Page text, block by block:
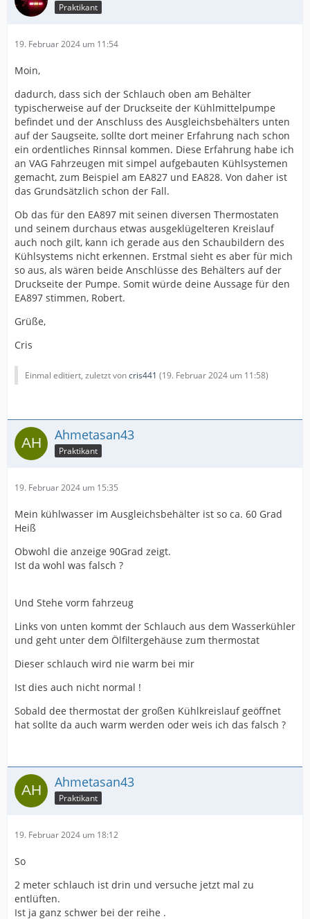
Praktikant
19. Februar 2024 um 11:54
Moin,
dadurch, dass sich der Schlauch oben am Behälter
typischerweise auf der Druckseite der Kühlmittelpumpe
befindet und der Anschluss des Ausgleichsbehälters unten
auf der Saugseite, sollte dort meiner Erfahrung nach schon
ein ordentliches Rinnsal kommen. Diese Erfahrung habe ich
an VAG Fahrzeugen mit simpel aufgebauten Kühlsystemen
gemacht, zum Beispiel am EA827 und EA828. Von daher ist
das Grundsätzlich schon der Fall.
Ob das für den EA897 mit seinen diversen Thermostaten
und seinem durchaus etwas ausgeklügelteren Kreislauf
auch noch gilt, kann ich gerade aus den Schaubildern des
Kühlsystems nicht erkennen. Erstmal sieht es aber für mich
so aus, als wären beide Anschlüsse des Behälters auf der
Druckseite der Pumpe. Somit würde deine Aussage für den
EA897 stimmen, Robert.
Grüße,
Cris
Einmal editiert, zuletzt voncris441 (19. Februar 2024 um 11:58)
Ahmetasan43
Praktikant
19. Februar 2024 um 15:35
Mein kühlwasser im Ausgleichsbehälter ist so ca. 60 Grad
Heiß
Obwohl die anzeige 90Grad zeigt.
Ist da wohl was falsch ?
Und Stehe vorm fahrzeug
Links von unten kommt der Schlauch aus dem Wasserkühler
und geht unter dem Ölfiltergehäuse zum thermostat
Dieser schlauch wird nie warm bei mir
Ist dies auch nicht normal !
Sobald dee thermostat der großen Kühlkreislauf geöffnet
hat sollte da auch warm werden oder weis ich das falsch ?
Ahmetasan43
Praktikant
19. Februar 2024 um 18:12
So
2 meter schlauch ist drin und versuche jetzt mal zu
entlüften.
Ist ja ganz schwer bei der reihe .